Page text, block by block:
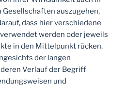
auszugehen,
dass hier verschiedene
werden oder jeweils
in den Mittelpunkt rücken.
der langen
Verlauf der Begriff
und